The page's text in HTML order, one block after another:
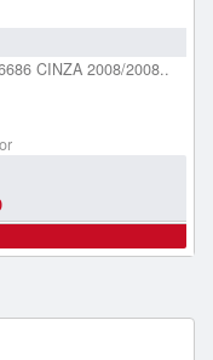
CINZA 2008/2008..